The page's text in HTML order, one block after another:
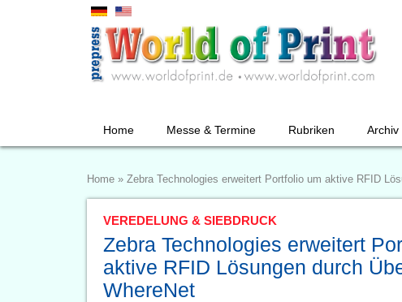
Home Messe & Termine Rubriken Archiv
Home » Zebra Technologies erweitert Portfolio um aktive RFID
VEREDELUNG & SIEBDRUCK
Zebra Technologies erweitert
aktive RFID Lösungen durch
WhereNet